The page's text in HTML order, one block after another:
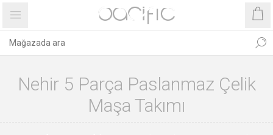
Nehir 5 Parça Paslanmaz Çelik
Maşa Takımı